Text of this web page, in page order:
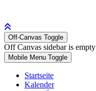
Off-Canvas Toggle
Off Canvas sidebar is empty
Mobile Menu Toggle
Startseite
Kalender